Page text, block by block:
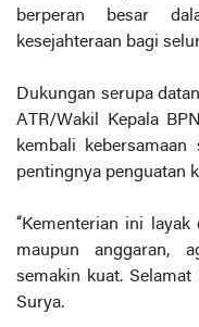
berperan besar
kesejahteraan bagi
Dukungan serupa
ATR/Wakil Kepala
kembali
pentingnya penguatan
“Kementerian ini
maupun anggaran,
semakin kuat. Selamat
Surya.